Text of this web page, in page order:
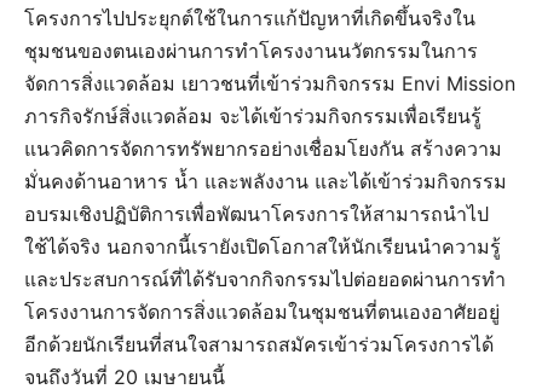
โครงการไปประยุกต์ใช้ในการแก้ปัญหาที่เกิดขึ้นจริงใน
ชุมชนของตนเองผ่านการทำโครงงานนวัตกรรมในการ
จัดการสิ่งแวดล้อม เยาวชนที่เข้าร่วมกิจกรรม Envi Mission
ภารกิจรักษ์สิ่งแวดล้อม จะได้เข้าร่วมกิจกรรมเพื่อเรียนรู้
แนวคิดการจัดการทรัพยากรอย่างเชื่อมโยงกัน สร้างความ
มั่นคงด้านอาหาร น้ำ และพลังงาน และได้เข้าร่วมกิจกรรม
อบรมเชิงปฏิบัติการเพื่อพัฒนาโครงการให้สามารถนำไป
ใช้ได้จริง นอกจากนี้เรายังเปิดโอกาสให้นักเรียนนำความรู้
และประสบการณ์ที่ได้รับจากกิจกรรมไปต่อยอดผ่านการทำ
โครงงานการจัดการสิ่งแวดล้อมในชุมชนที่ตนเองอาศัยอยู่
อีกด้วยนักเรียนที่สนใจสามารถสมัครเข้าร่วมโครงการได้
จนถึงวันที่ 20 เมษายนนี้